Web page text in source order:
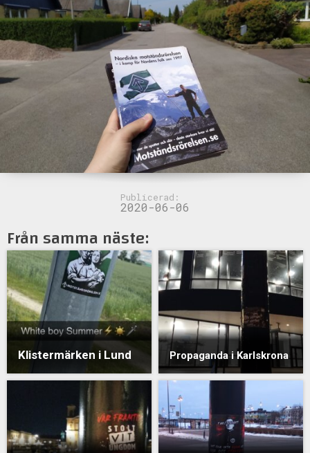
Publicerad:
2020-06-06
Från samma näste:
Klistermärken i Lund Propaganda i Karlskrona